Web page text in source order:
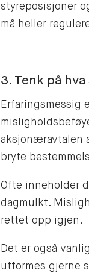
styreposisjoner
må heller
3. Tenk på
Erfaringsmessig
aksjonæravtalen
bryte
Ofte inneholder
dagmulkt.
rettet opp igjen.
Det er også
utformes gjerne